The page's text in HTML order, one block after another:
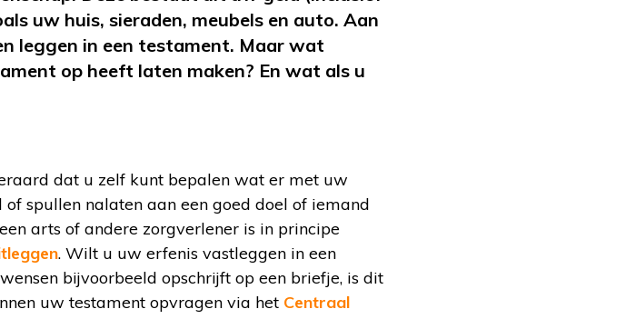
uw huis, sieraden, meubels en auto. Aan
leggen in een testament. Maar wat
op heeft laten maken? En wat als u
dat u zelf kunt bepalen wat er met uw
spullen nalaten aan een goed doel of iemand
arts of andere zorgverlener is in principe
. Wilt u uw erfenis vastleggen in een
bijvoorbeeld opschrijft op een briefje, is dit
uw testament opvragen via het Centraal